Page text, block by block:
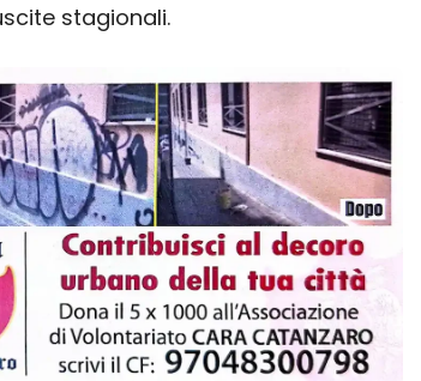
stagionali.